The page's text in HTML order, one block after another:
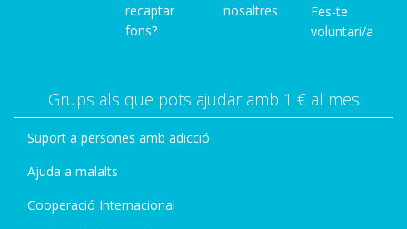
recaptar
fons?
nosaltres
Fes-te
voluntari/a
Grups als que pots ajudar amb 1 € al mes
Suport a persones amb adicció
Ajuda a malalts
Cooperació Internacional